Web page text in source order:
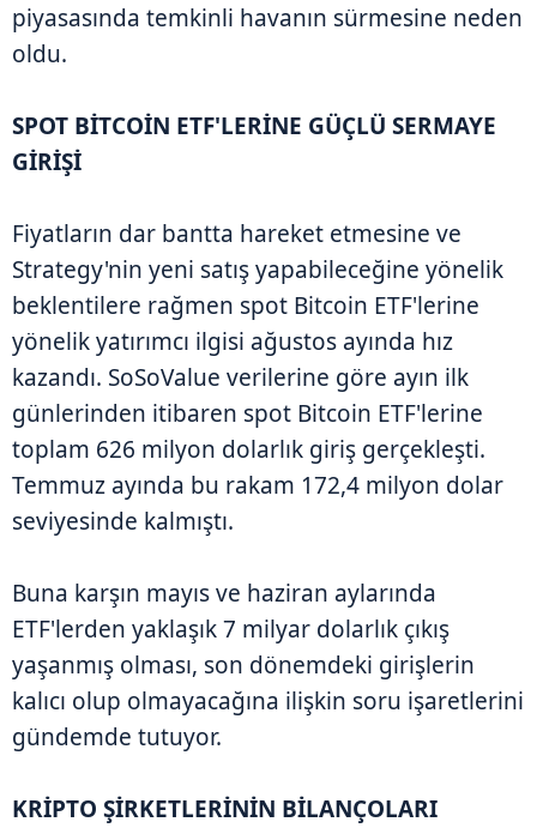
piyasasında temkinli havanın sürmesine neden
oldu.
SPOT BİTCOİN ETF'LERİNE GÜÇLÜ SERMAYE
GİRİŞİ
Fiyatların dar bantta hareket etmesine ve
Strategy'nin yeni satış yapabileceğine yönelik
beklentilere rağmen spot Bitcoin ETF'lerine
yönelik yatırımcı ilgisi ağustos ayında hız
kazandı. SoSoValue verilerine göre ayın ilk
günlerinden itibaren spot Bitcoin ETF'lerine
toplam 626 milyon dolarlık giriş gerçekleşti.
Temmuz ayında bu rakam 172,4 milyon dolar
seviyesinde kalmıştı.
Buna karşın mayıs ve haziran aylarında
ETF'lerden yaklaşık 7 milyar dolarlık çıkış
yaşanmış olması, son dönemdeki girişlerin
kalıcı olup olmayacağına ilişkin soru işaretlerini
gündemde tutuyor.
KRİPTO ŞİRKETLERİNİN BİLANÇOLARI